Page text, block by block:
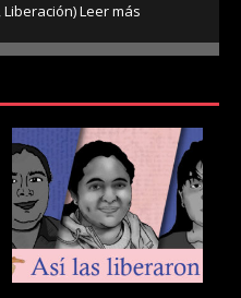
Liberación)Leer más